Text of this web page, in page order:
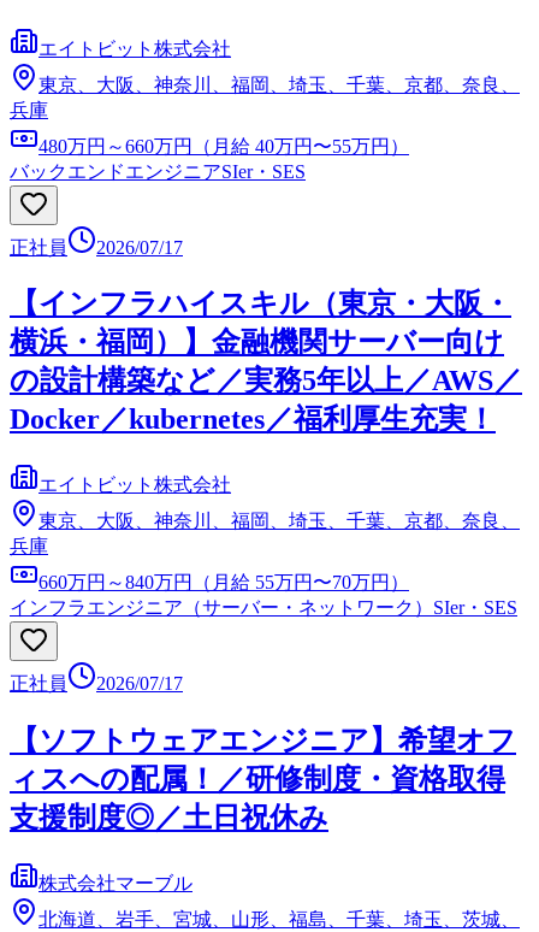
エイトビット株式会社
東京、大阪、神奈川、福岡、埼玉、千葉、京都、奈良、
兵庫
480万円～660万円（月給 40万円〜55万円）
バックエンドエンジニアSIer・SES
正社員 2026/07/17
【インフラハイスキル（東京・大阪・
横浜・福岡）】金融機関サーバー向け
の設計構築など／実務5年以上／AWS／
Docker／kubernetes／福利厚生充実！
エイトビット株式会社
東京、大阪、神奈川、福岡、埼玉、千葉、京都、奈良、
兵庫
660万円～840万円（月給 55万円〜70万円）
インフラエンジニア（サーバー・ネットワーク） SIer・SES
正社員 2026/07/17
【ソフトウェアエンジニア】希望オフ
ィスへの配属！／研修制度・資格取得
支援制度◎／土日祝休み
株式会社マーブル
北海道、岩手、宮城、山形、福島、千葉、埼玉、茨城、